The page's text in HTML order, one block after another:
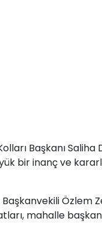
Başkanı
bir inanç ve
Özlem
mahalle